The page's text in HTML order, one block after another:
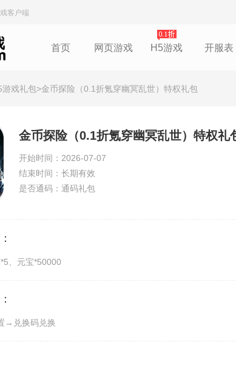
客户端
首页 网页游戏 H5游戏 开服表
游戏礼包>金币探险（0.1折氪穿幽冥乱世）特权礼包
金币探险（0.1折氪穿幽冥乱世）特权礼
开始时间：2026-07-07
结束时间：长期有效
是否通码：通码礼包
、元宝*50000
→兑换码兑换